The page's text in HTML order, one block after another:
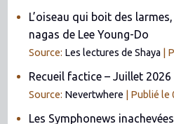
L’oiseau qui boit des
nagas de Lee Young-Do
Source: Les lectures de Shaya
Recueil factice – Juillet 2026
Source: Nevertwhere Publié le
Les Symphonews